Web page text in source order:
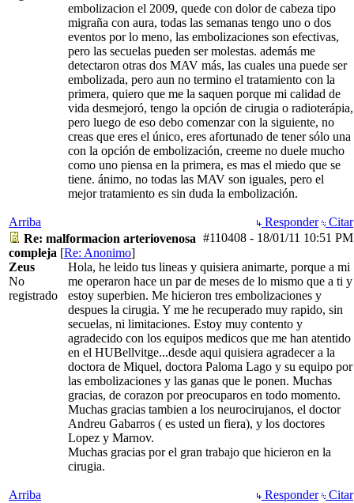
embolizacion el 2009, quede con dolor de cabeza tipo
migraña con aura, todas las semanas tengo uno o dos
eventos por lo meno, las embolizaciones son efectivas,
pero las secuelas pueden ser molestas. además me
detectaron otras dos MAV más, las cuales una puede ser
embolizada, pero aun no termino el tratamiento con la
primera, quiero que me la saquen porque mi calidad de
vida desmejoró, tengo la opción de cirugia o radioterápia,
pero luego de eso debo comenzar con la siguiente, no
creas que eres el único, eres afortunado de tener sólo una
con la opción de embolización, creeme no duele mucho
como uno piensa en la primera, es mas el miedo que se
tiene. ánimo, no todas las MAV son iguales, pero el
mejor tratamiento es sin duda la embolización.
Arriba Responder
Citar
#110408 - 18/01/11 10:51 PM
Re: malformacion arteriovenosa
compleja [Re: Anonimo]
Zeus
No
registrado
Hola, he leido tus lineas y quisiera animarte, porque a mi
me operaron hace un par de meses de lo mismo que a ti y
estoy superbien. Me hicieron tres embolizaciones y
despues la cirugia. Y me he recuperado muy rapido, sin
secuelas, ni limitaciones. Estoy muy contento y
agradecido con los equipos medicos que me han atentido
en el HUBellvitge...desde aqui quisiera agradecer a la
doctora de Miquel, doctora Paloma Lago y su equipo por
las embolizaciones y las ganas que le ponen. Muchas
gracias, de corazon por preocuparos en todo momento.
Muchas gracias tambien a los neurocirujanos, el doctor
Andreu Gabarros ( es usted un fiera), y los doctores
Lopez y Marnov.
Muchas gracias por el gran trabajo que hicieron en la
cirugia.
Arriba Responder
Citar